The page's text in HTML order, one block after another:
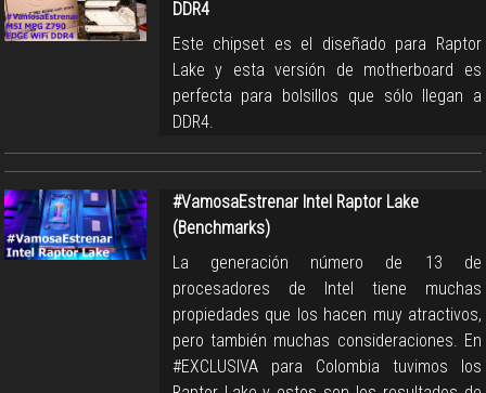
DDR4
Este chipset es el diseñado para Raptor
Lake y esta versión de motherboard es
perfecta para bolsillos que sólo llegan a
DDR4.
#VamosaEstrenar Intel Raptor Lake
(Benchmarks)
La generación número de 13 de
procesadores de Intel tiene muchas
propiedades que los hacen muy atractivos,
pero también muchas consideraciones. En
#EXCLUSIVA para Colombia tuvimos los